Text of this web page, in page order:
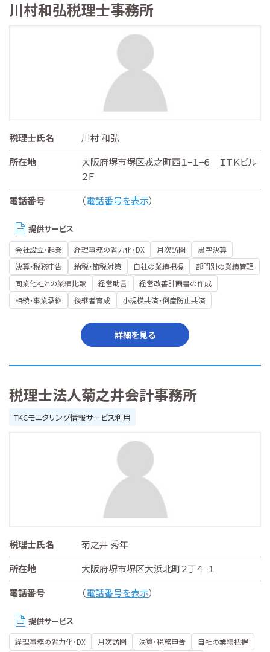
川村和弘税理士事務所
税理士氏名
川村 和弘
所在地
大阪府堺市堺区戎之町西１−１−６ ＩＴＫビル
２Ｆ
電話番号
（電話番号を表示）
提供サービス
会社設立・起業 経理事務の省力化・DX 月次訪問
黒字決算
決算・税務申告
納税・節税対策 自社の業績把握
部門別の業績管理
同業他社との業績比較
経営助言
経営改善計画書の作成
相続・事業承継
後継者育成 小規模共済・倒産防止共済
詳細を見る
税理士法人菊之井会計事務所
TKCモニタリング情報サービス利用
税理士氏名
菊之井 秀年
所在地
大阪府堺市堺区大浜北町２丁４−１
電話番号
（電話番号を表示）
提供サービス
経理事務の省力化・DX 月次訪問 決算・税務申告
自社の業績把握